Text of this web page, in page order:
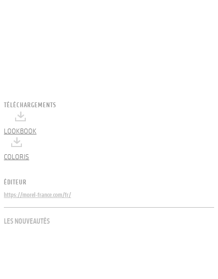
TÉLÉCHARGEMENTS
LOOKBOOK
COLORIS
ÉDITEUR
https://morel-france.com/fr/
LES NOUVEAUTÉS